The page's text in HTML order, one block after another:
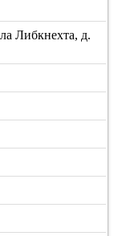
Либкнехта, д.